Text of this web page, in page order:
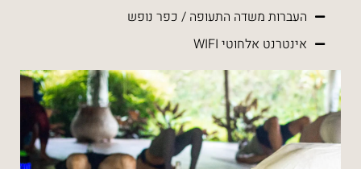
העברות משדה התעופה / כפר נופש
אינטרנט אלחוטי WIFI